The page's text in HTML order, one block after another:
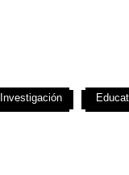
Investigación